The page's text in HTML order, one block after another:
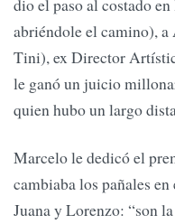
dio el paso al costado
abriéndole el camino), a
Tini), ex Director
le ganó un juicio
quien hubo un largo
Marcelo le dedicó el
cambiaba los pañales
Juana y Lorenzo: “son